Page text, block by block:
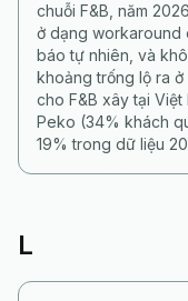
chuỗi F&B, năm
ở dạng workaround
báo tự nhiên, và
khoảng trống lộ ra
cho F&B xây tại Việt
Peko (34% khách
19% trong dữ liệu
L